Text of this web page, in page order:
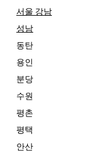
서울 강남
성남
동탄
용인
분당
수원
평촌
평택
안산